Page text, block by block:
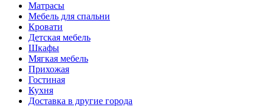
Матрасы
Мебель для спальни
Кровати
Детская мебель
Шкафы
Мягкая мебель
Прихожая
Гостиная
Кухня
Доставка в другие города